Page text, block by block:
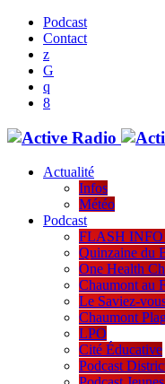
Podcast
Contact
Actualité
Infos
Météo
Podcast
FLASH
Quinzaine du
One Health
Chaumont au
Le Saviez-
Chaumont
LPO
Cité Éducative
Podcast